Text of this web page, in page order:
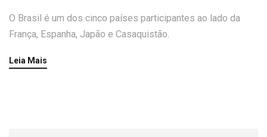
O Brasil é um dos cinco países participantes ao lado da
França, Espanha, Japão e Casaquistão.
Leia Mais